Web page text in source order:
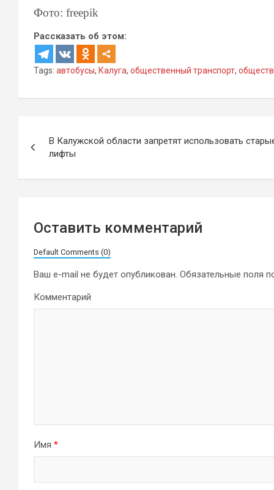
Фото: freepik
Рассказать об этом:
Tags: автобусы, Калуга, общественный транспорт,
по
записям
В Калужской области запретят использовать
лифты
Оставить комментарий
Default Comments (0)
Ваш e-mail не будет опубликован. Обязательные поля
Комментарий
Имя *